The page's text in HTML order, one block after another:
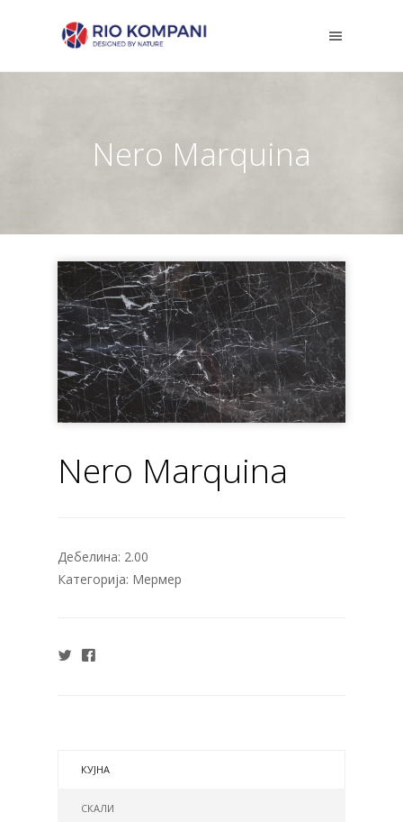
Nero Marquina
Nero Marquina
Дебелина: 2.00
Категорија: Мермер
КУЈНА
СКАЛИ